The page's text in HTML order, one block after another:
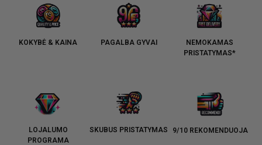
KOKYBĖ & KAINA PAGALBA GYVAI
NEMOKAMAS
PRISTATYMAS*
LOJALUMO
PROGRAMA
SKUBUS PRISTATYMAS 9/10 REKOMENDUOJA